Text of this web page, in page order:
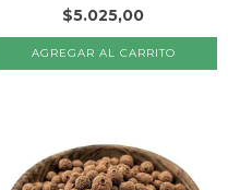
$5.025,00